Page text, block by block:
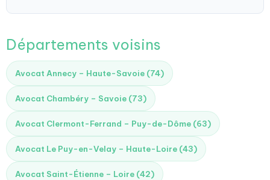
Départements voisins
Avocat Annecy – Haute-Savoie (74)
Avocat Chambéry – Savoie (73)
Avocat Clermont-Ferrand – Puy-de-Dôme (63)
Avocat Le Puy-en-Velay – Haute-Loire (43)
Avocat Saint-Étienne – Loire (42)